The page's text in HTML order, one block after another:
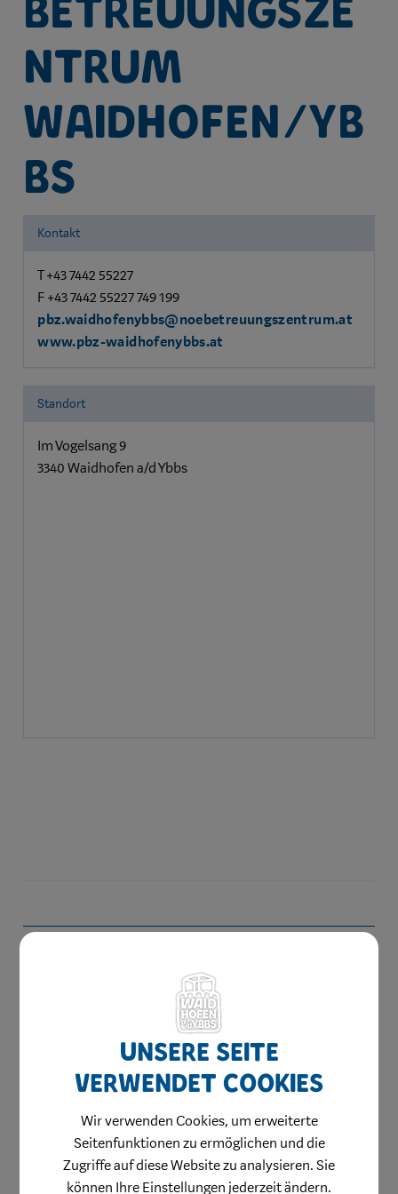
ntrum
Waidhofen/Yb
bs
Kontakt
T +43 7442 55227
F +43 7442 55227 749 199
pbz.waidhofenybbs@noebetreuungszentrum.at
www.pbz-waidhofenybbs.at
Standort
Im Vogelsang 9
3340 Waidhofen a/d Ybbs
Kinderbetreuung
Jugend & Familie
Schule & Bildung
Heiraten in Waidhofen
Gesundheit & Soziales
Unsere Seite
verwendet Cookies
Wir verwenden Cookies, um erweiterte
Seitenfunktionen zu ermöglichen und die
Zugriffe auf diese Website zu analysieren. Sie
können Ihre Einstellungen jederzeit ändern.